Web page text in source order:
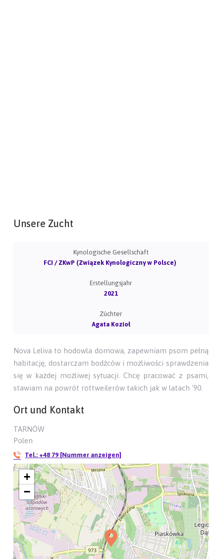
Unsere Zucht
Kynologische Gesellschaft
FCI / ZKwP (Związek Kynologiczny w Polsce)
Erstellungsjahr
2021
Züchter
Agata Kozioł
Nova Leliva to hodowla domowa, zapewniam psom pełną
habitację, dostarczam bodźców i możliwości sprawdzenia
się w każdej możliwej sytuacji. Chcę pracować z psami,
stawiam na powrót rottweilerów takich jak w latach '90.
Ort und Kontakt
TARNÓW
Polen
Tel.: +48 79 [Nummer anzeigen]
+
−